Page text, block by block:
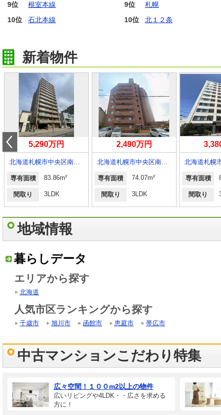
9位
根室本線
10位
石北本線
9位
札幌
10位
北１２条
新着物件
5,290万円
北海道札幌市中央区南一条西２４
専有面積 83.86m²
間取り 3LDK
2,490万円
北海道札幌市中央区南二十三条西８
専有面積 74.07m²
間取り 3LDK
専有面積
間取り
地域情報
暮らしデータ
エリアから探す
北海道
人気市区ランキングから探す
千歳市 旭川市 函館市 恵庭市 帯広市
中古マンションこだわり特集
広々空間！１００m2以上の物件
広いリビングや4LDK・・広さを求める
方に！